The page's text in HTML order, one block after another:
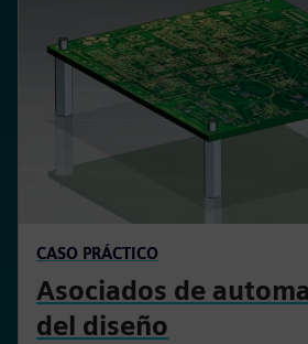
CASO PRÁCTICO
Asociados de
del diseño